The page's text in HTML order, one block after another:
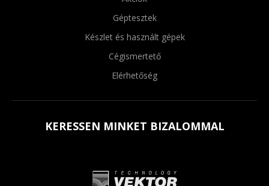
Géptesztek
Készlet és használt gépek
Cégismertető
Elérhetőség
KERESSEN MINKET BIZALOMMAL